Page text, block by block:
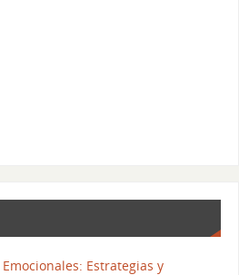
Estrategias y